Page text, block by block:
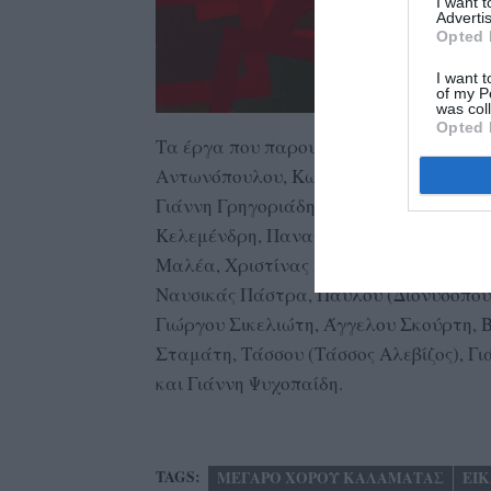
Opted
I want
of my
was
Opted
Τα έργα που παρουσιάζονται είναι
Αντωνόπουλου, Κωστή Βελώνη, Σπύρου
Γιάννη Γρηγοριάδη, Γιώργου
Κελεμένδρη, Παναγιώτη Κουλούρα,
Μαλέα, Χριστίνας Μήτρενσε, Φρύνης
Ναυσικάς Πάστρα, Παύλου
Γιώργου Σικελιώτη, Άγγελου
Σταμάτη, Τάσσου (Τάσσος Αλεβίζος),
και Γιάννη Ψυχοπαίδη.
TAGS: ΜΕΓΑΡΟ ΧΟΡΟΥ ΚΑΛΑΜΑΤΑΣ